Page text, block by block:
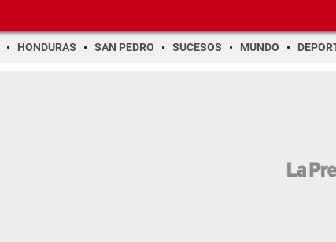
HONDURAS SAN PEDRO SUCESOS MUNDO